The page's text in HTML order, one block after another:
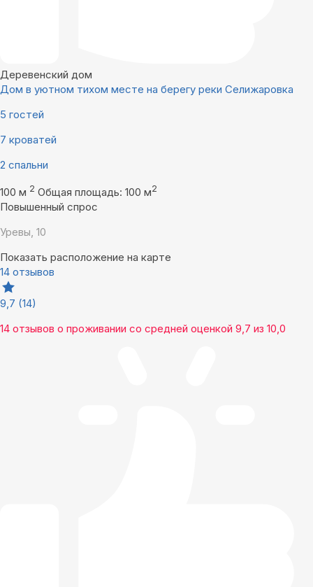
Деревенский дом
Дом в уютном тихом месте на берегу реки Селижаровка
5 гостей
7 кроватей
2 спальни
100 м 2 Общая площадь: 100 м2
Повышенный спрос
Уревы, 10
Показать расположение на карте
14 отзывов
9,7 (14)
14 отзывов о проживании со средней оценкой 9,7 из 10,0